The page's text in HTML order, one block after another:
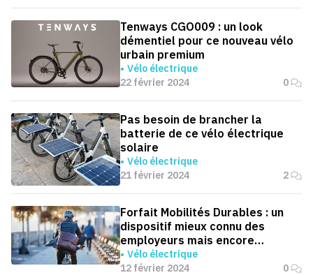
Tenways CGO009 : un look
démentiel pour ce nouveau vélo
urbain premium
Vélo électrique
22 février 2024
0
Pas besoin de brancher la
batterie de ce vélo électrique
solaire
Vélo électrique
21 février 2024
2
Forfait Mobilités Durables : un
dispositif mieux connu des
employeurs mais encore
insuffisamment déployé
Vélo électrique
12 février 2024
0